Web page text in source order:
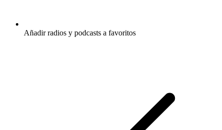
Añadir radios y podcasts a favoritos